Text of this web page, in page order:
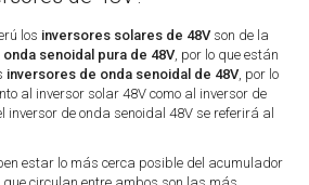
los inversores solares de 48Vson de la
senoidal pura de 48V, por lo que están
inversores de onda senoidal de 48V, por lo
al inversor solar 48V como al inversor de
inversor de onda senoidal 48V se referirá al
estar lo más cerca posible del acumulador